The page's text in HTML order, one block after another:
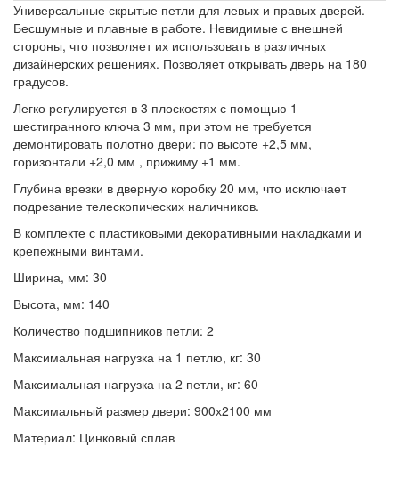
Универсальные скрытые петли для левых и правых дверей.
Бесшумные и плавные в работе. Невидимые с внешней
стороны, что позволяет их использовать в различных
дизайнерских решениях. Позволяет открывать дверь на 180
градусов.
Легко регулируется в 3 плоскостях с помощью 1
шестигранного ключа 3 мм, при этом не требуется
демонтировать полотно двери: по высоте +2,5 мм,
горизонтали +2,0 мм , прижиму +1 мм.
Глубина врезки в дверную коробку 20 мм, что исключает
подрезание телескопических наличников.
В комплекте с пластиковыми декоративными накладками и
крепежными винтами.
Ширина, мм: 30
Высота, мм: 140
Количество подшипников петли: 2
Максимальная нагрузка на 1 петлю, кг: 30
Максимальная нагрузка на 2 петли, кг: 60
Максимальный размер двери: 900х2100 мм
Материал: Цинковый сплав